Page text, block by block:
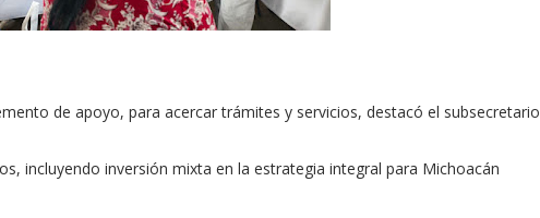
de apoyo, para acercar trámites y servicios, destacó el subsecretario
incluyendo inversión mixta en la estrategia integral para Michoacán